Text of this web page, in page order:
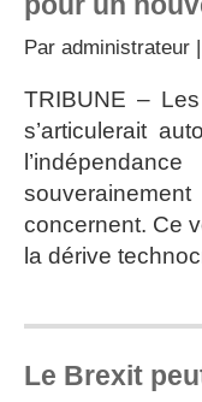
Par administrateur
TRIBUNE –
s’articulerait
concernent. Ce
la dérive
Le Brexit